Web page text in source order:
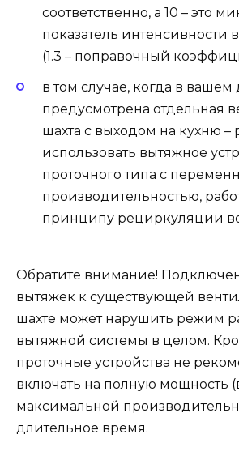
соответственно, а 10 – это
показатель интенсивности
(1.3 – поправочный
в том случае, когда в
предусмотрена отдельная
шахта с выходом на кухню –
использовать вытяжное
проточного типа с
производительностью,
принципу рециркуляции
Обратите внимание!
вытяжек к существующей
шахте может нарушить режим
вытяжной системы в целом.
проточные устройства не
включать на полную мощность
максимальной
длительное время.